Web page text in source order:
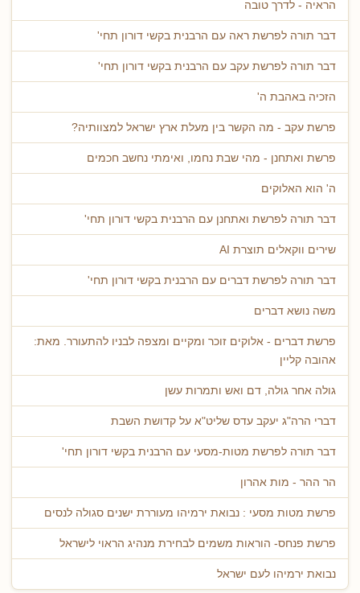
הראיה - לדרך טובה
דבר תורה לפרשת ראה עם הרבנית בקשי דורון תחי'
דבר תורה לפרשת עקב עם הרבנית בקשי דורון תחי'
הזכיה באהבת ה'
פרשת עקב - מה הקשר בין מעלת ארץ ישראל למצוותיה?
פרשת ואתחנן - מהי שבת נחמו, ואימתי נחשב חכמים
ה' הוא האלוקים
דבר תורה לפרשת ואתחנן עם הרבנית בקשי דורון תחי'
שירים ווקאלים תוצרת AI
דבר תורה לפרשת דברים עם הרבנית בקשי דורון תחי'
משה נושא דברים
פרשת דברים - אלוקים זוכר ומקיים ומצפה לבניו להתעורר. מאת:
אהובה קליין
גולה אחר גולה, דם ואש ותמרות עשן
דברי הרה"ג יעקב עדס שליט"א על קדושת השבת
דבר תורה לפרשת מטות-מסעי עם הרבנית בקשי דורון תחי'
הר ההר - מות אהרון
פרשת מטות מסעי : נבואת ירמיהו מעוררת ישנים סגולה לנסים
פרשת פנחס- הוראות משמים לבחירת מנהיג הראוי לישראל
נבואת ירמיהו לעם ישראל